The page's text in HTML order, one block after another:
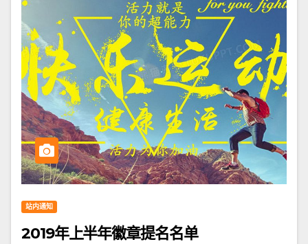
站内通知
2019年上半年徽章提名名单